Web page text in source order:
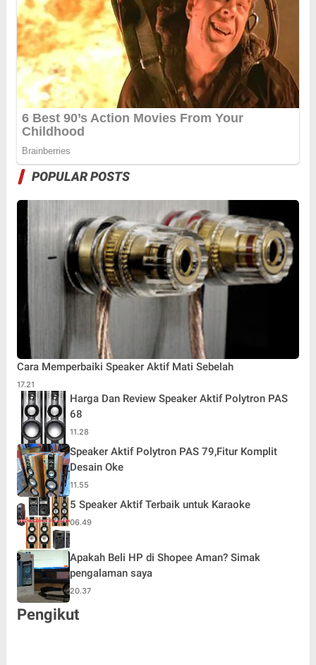
POPULAR POSTS
Cara Memperbaiki Speaker Aktif Mati Sebelah
17.21
Harga Dan Review Speaker Aktif Polytron PAS
68
11.28
Speaker Aktif Polytron PAS 79,Fitur Komplit
Desain Oke
11.55
5 Speaker Aktif Terbaik untuk Karaoke
06.49
Apakah Beli HP di Shopee Aman? Simak
pengalaman saya
20.37
Pengikut